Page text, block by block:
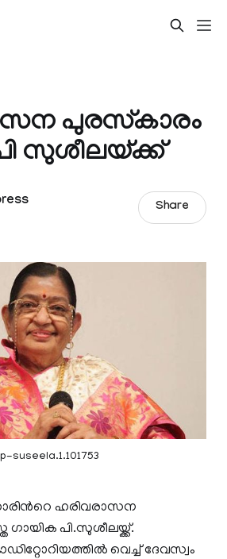
പുരസ്‌കാരം
സുശീലയ്ക്ക്
Share
p-suseela.1.101753
ഹരിവരാസന
പി.സുശീലയ്ക്ക്.
വെച്ച് ദേവസ്വം